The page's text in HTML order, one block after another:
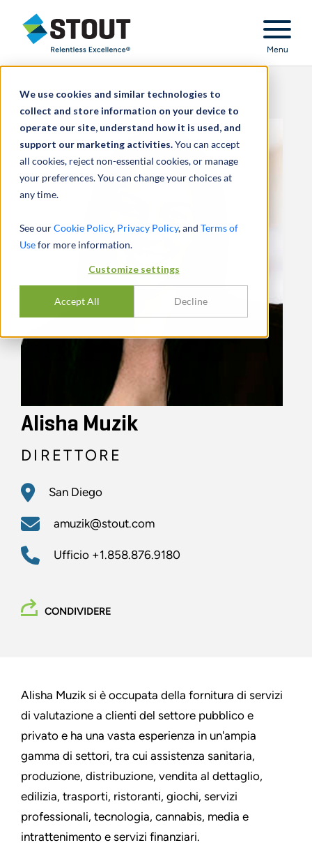
We use cookies and similar technologies to
collect and store information on your device to
operate our site, understand how it is used, and
support our marketing activities.You can accept
all cookies, reject non-essential cookies, or manage
your preferences. You can change your choices at
any time.
See ourCookie Policy, Privacy Policy, and Terms of
Usefor more information.
Customize settings
Accept All Decline
Stout Relentless Excellence
Menu
Alisha Muzik
DIRETTORE
San Diego
amuzik@stout.com
Ufficio +1.858.876.9180
CONDIVIDERE
Alisha Muzik si è occupata della fornitura di servizi
di valutazione a clienti del settore pubblico e
privato e ha una vasta esperienza in un'ampia
gamma di settori, tra cui assistenza sanitaria,
produzione, distribuzione, vendita al dettaglio,
edilizia, trasporti, ristoranti, giochi, servizi
professionali, tecnologia, cannabis, media e
intrattenimento e servizi finanziari.